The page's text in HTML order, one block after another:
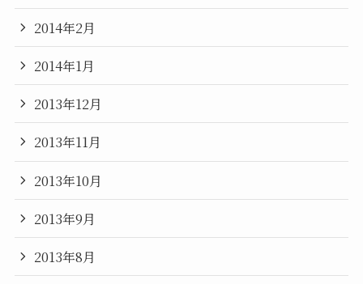
2014年2月
2014年1月
2013年12月
2013年11月
2013年10月
2013年9月
2013年8月